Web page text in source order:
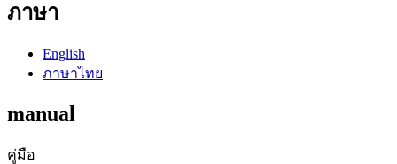
ภาษา
English
ภาษาไทย
manual
คู่มือ